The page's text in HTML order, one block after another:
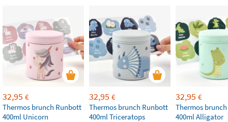
32,95 €
Thermos brunch Runbott
400ml Unicorn
32,95 €
Thermos brunch Runbott
400ml Triceratops
32,95 €
Thermos
400ml Alligator